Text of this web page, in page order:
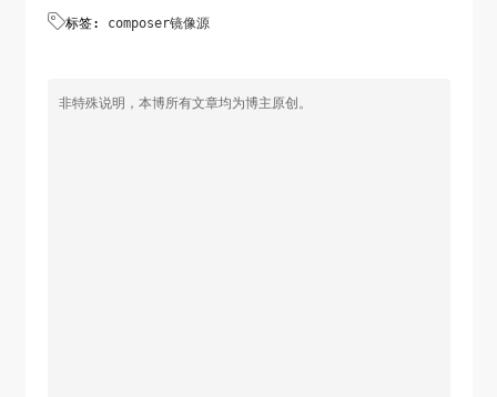
标签: composer镜像源
非特殊说明，本博所有文章均为博主原创。